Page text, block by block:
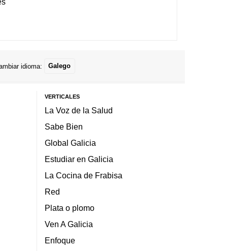
idioma: Galego
VERTICALES
La Voz de la Salud
Sabe Bien
Global Galicia
Estudiar en Galicia
La Cocina de Frabisa
Red
Plata o plomo
Ven A Galicia
Enfoque